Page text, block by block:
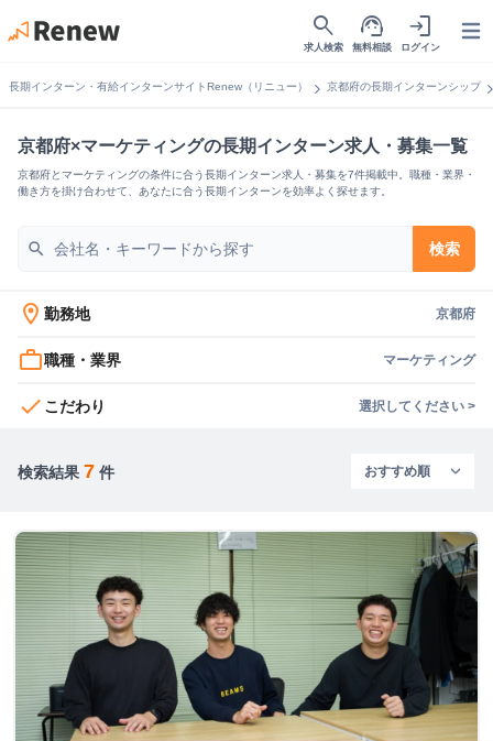
search
求人検索
support_agent
無料相談
login
ログイン
長期インターン・有給インターンサイトRenew（リニュー） chevron_right 京都府の長期インターンシップ
京都府×マーケティングの長期インターン求人・募集一覧
京都府とマーケティングの条件に合う長期インターン求人・募集を7件掲載中。職種・業界・
働き方を掛け合わせて、あなたに合う長期インターンを効率よく探せます。
search 検索
location_on 勤務地 京都府
work_outline職種・業界 マーケティング
check こだわり 選択してください >
検索結果 7 件